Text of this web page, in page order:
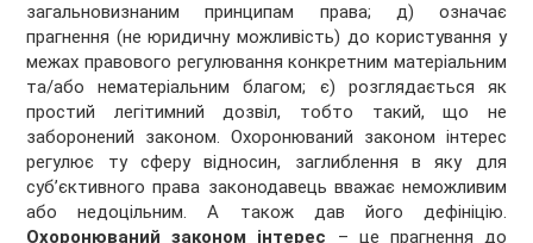
загальновизнаним принципам права; д) означає
прагнення (не юридичну можливість) до користування у
межах правового регулювання конкретним матеріальним
та/або нематеріальним благом; є) розглядається як
простий легітимний дозвіл, тобто такий, що не
заборонений законом. Охоронюваний законом інтерес
регулює ту сферу відносин, заглиблення в яку для
суб’єктивного права законодавець вважає неможливим
або недоцільним. А також дав його дефініцію.
Охоронюваний законом інтерес – це прагнення до